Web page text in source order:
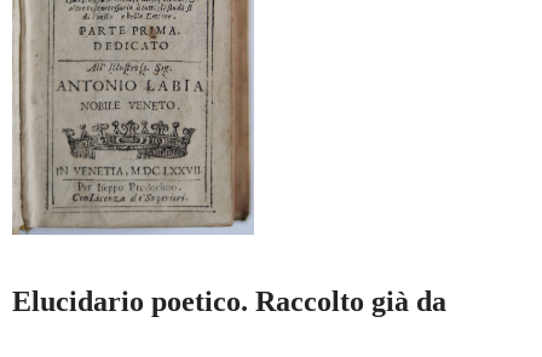
Elucidario poetico. Raccolto già da